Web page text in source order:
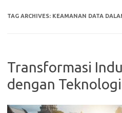
TAG ARCHIVES: KEAMANAN DATA
Transformasi
dengan